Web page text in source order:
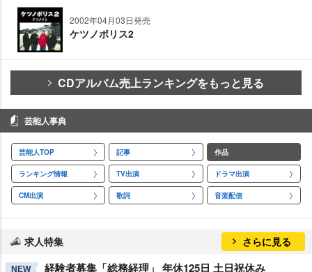
2002年04月03日発売
ケツノポリス2
CDアルバム売上ランキングをもっと見る
芸能人事典
芸能人TOP 記事 作品
ランキング情報 TV出演 ドラマ出演
CM出演 歌詞 音楽配信
求人特集 さらに見る
NEW 経験者募集「総務経理」 年休125日 土日祝休み